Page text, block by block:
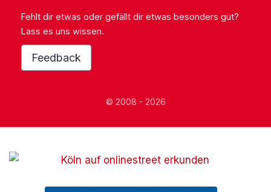
Fehlt dir etwas oder gefällt dir etwas besonders gut?
Lass es uns wissen.
Feedback
© 2008 - 2026